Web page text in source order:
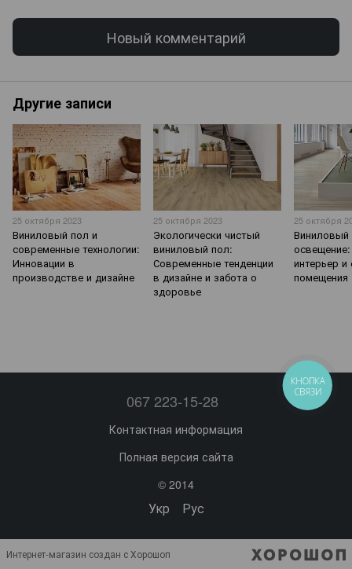
Новый комментарий
Другие записи
25 октября 2023
Виниловый пол и
современные технологии:
Инновации в
производстве и дизайне
25 октября 2023
Экологически чистый
виниловый пол:
Современные тенденции
в дизайне и забота о
здоровье
25 октября
Виниловый
интерьер
помещения
067 223-15-28
Контактная информация
Полная версия сайта
© 2014
Укр Рус
Интернет-магазин создан с Хорошоп
КНОПКА
СВЯЗИ